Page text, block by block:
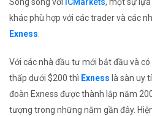
Song song với ICMarkets, một sự
khác phù hợp với các trader và các
Exness.
Với các nhà đầu tư mới bắt đầu và
thấp dưới $200 thì Exness là sàn uy
đoàn Exness được thành lập năm
tượng trong những năm gần đây.